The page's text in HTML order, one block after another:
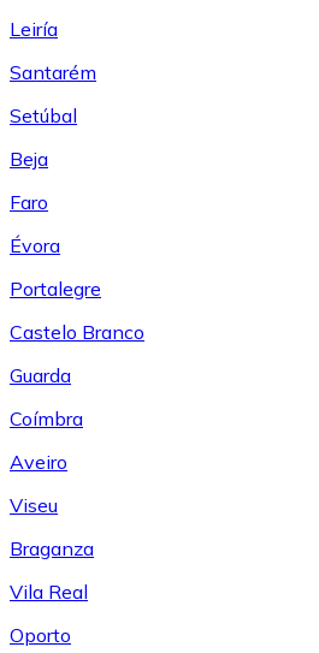
Leiría
Santarém
Setúbal
Beja
Faro
Évora
Portalegre
Castelo Branco
Guarda
Coímbra
Aveiro
Viseu
Braganza
Vila Real
Oporto